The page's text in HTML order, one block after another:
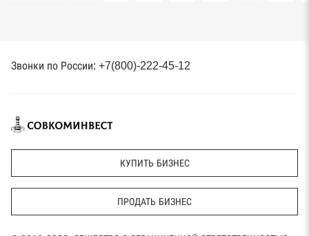
Звонки по России: +7(800)-222-45-12
КУПИТЬ БИЗНЕС
ПРОДАТЬ БИЗНЕС